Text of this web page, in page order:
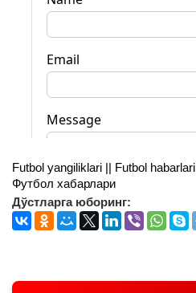
Futbol yangiliklari || Futbol
Футбол хабарлари
Дўстларга юборинг: